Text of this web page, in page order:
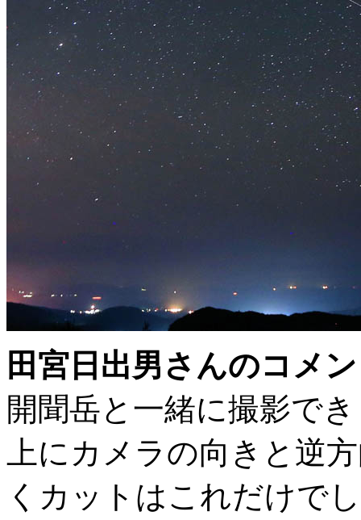
田宮日出男さんのコメ
開聞岳と一緒に撮影で
上にカメラの向きと逆
くカットはこれだけで